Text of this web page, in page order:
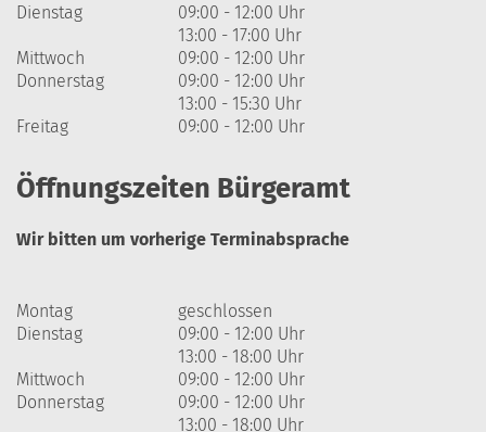
Dienstag
09:00 - 12:00 Uhr
13:00 - 17:00 Uhr
Mittwoch
09:00 - 12:00 Uhr
Donnerstag
09:00 - 12:00 Uhr
13:00 - 15:30 Uhr
Freitag
09:00 - 12:00 Uhr
Öffnungszeiten Bürgeramt
Wir bitten um vorherige Terminabsprache
Montag
geschlossen
Dienstag
09:00 - 12:00 Uhr
13:00 - 18:00 Uhr
Mittwoch
09:00 - 12:00 Uhr
Donnerstag
09:00 - 12:00 Uhr
13:00 - 18:00 Uhr